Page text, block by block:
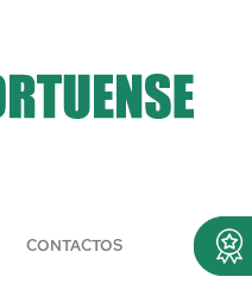
CONTACTOS